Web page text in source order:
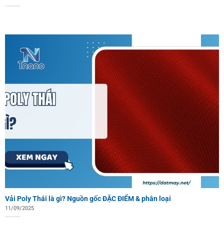
Vải Poly Thái là gì? Nguồn gốc ĐẶC ĐIỂM & phân loại
11/09/2025